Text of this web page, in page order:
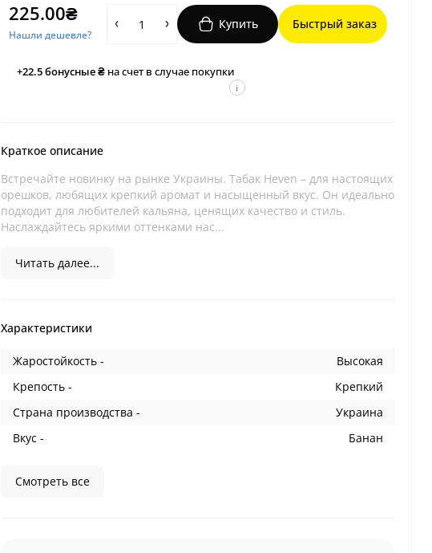
225.00₴
Нашли дешевле?
Купить Быстрый заказ
+22.5бонусные ₴на счет в случае покупки
i
Краткое описание
Встречайте новинку на рынке Украины. Табак Heven – для настоящих
орешков, любящих крепкий аромат и насыщенный вкус. Он идеально
подходит для любителей кальяна, ценящих качество и стиль.
Наслаждайтесь яркими оттенками нас...
Читать далее...
Характеристики
Жаростойкость -
Высокая
Крепость -
Крепкий
Страна производства -
Украина
Вкус -
Банан
Смотреть все